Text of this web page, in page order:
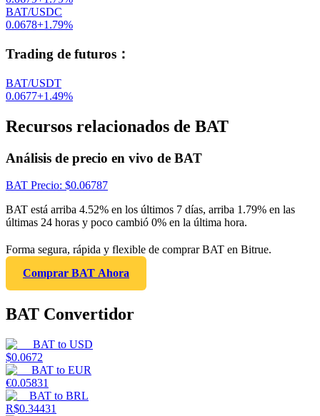
BAT/USDC
0.0678+1.79%
Trading de futuros ：
BAT/USDT
0.0677+1.49%
Recursos relacionados de BAT
Análisis de precio en vivo de BAT
BAT Precio: $0.06787
BAT está arriba 4.52% en los últimos 7 días, arriba 1.79% en las
últimas 24 horas y poco cambió 0% en la última hora.
Forma segura, rápida y flexible de comprar BAT en Bitrue.
Comprar BAT Ahora
BAT Convertidor
BAT to USD
$0.0672
BAT to EUR
€0.05831
BAT to BRL
R$0.34431